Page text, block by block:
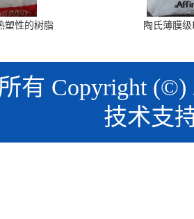
塑性的树脂 陶氏薄膜级
有 Copyright
技术支